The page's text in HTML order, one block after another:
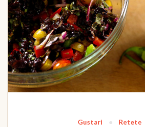
Gustari Retete